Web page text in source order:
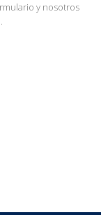
y nosotros